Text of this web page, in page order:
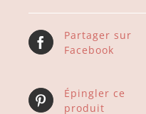
Partager sur
Facebook
Épingler ce
produit